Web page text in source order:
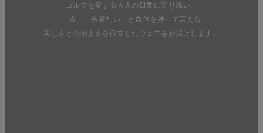
ゴルフを愛する大人の日常に寄り添い、
「今、一番着たい」と自信を持って言える
美しさと心地よさを両立したウェアをお届けします。